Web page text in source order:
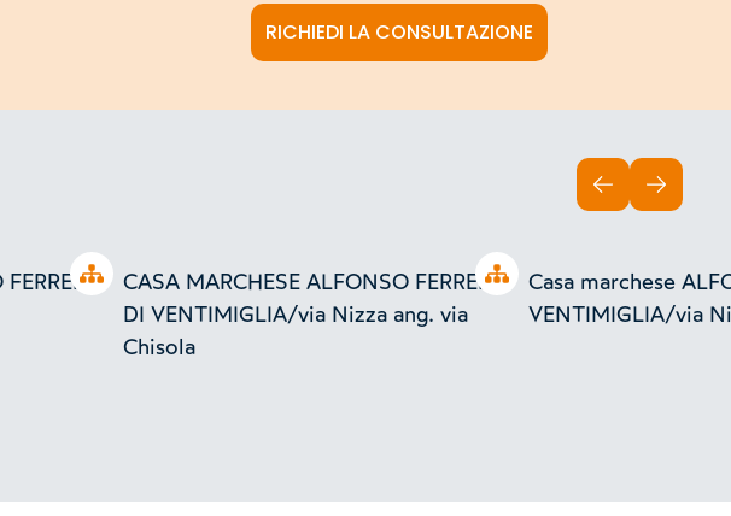
RICHIEDI LA CONSULTAZIONE
Open tree Open tree
CASA MARCHESE ALFONSO FERRERO
DI VENTIMIGLIA/via Nizza ang. via
Chisola
Casa marchese
VENTIMIGLIA/via
INDIETROAVANTI